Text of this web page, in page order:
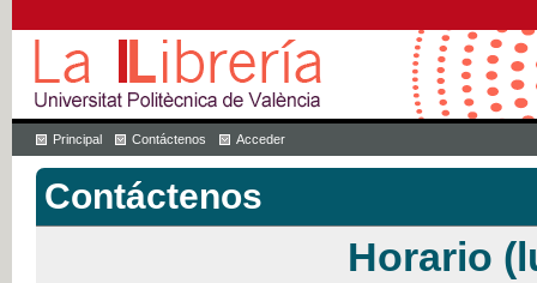
Principal Contáctenos Acceder
Contáctenos
Horario